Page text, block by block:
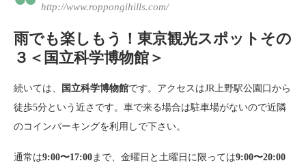
http://www.roppongihills.com/
雨でも楽しもう！東京観光スポットその
３＜国立科学博物館＞
続いては、 国立科学博物館です。アクセスはJR上野駅公園口から
徒歩5分という近さです。車で来る場合は駐車場がないので近隣
のコインパーキングを利用しで下さい。
通常は9:00〜17:00 まで、金曜日と土曜日に限っては9:00〜20:00